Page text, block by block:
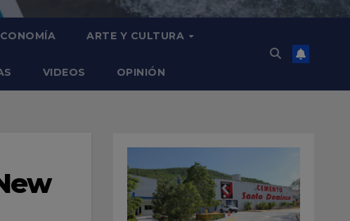
ARTE Y CULTURA
VIDEOS OPINIÓN